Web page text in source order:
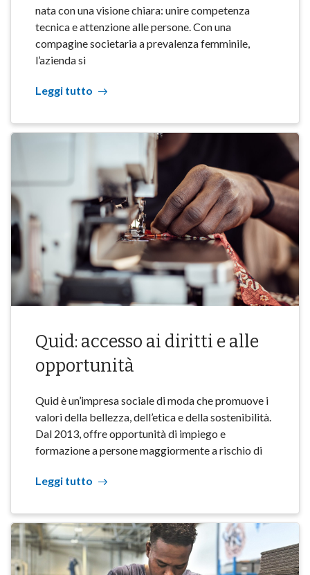
nata con una visione chiara: unire competenza
tecnica e attenzione alle persone. Con una
compagine societaria a prevalenza femminile,
l’azienda si
Leggi tutto
Quid: accesso ai diritti e alle
opportunità
Quid è un’impresa sociale di moda che promuove i
valori della bellezza, dell’etica e della sostenibilità.
Dal 2013, offre opportunità di impiego e
formazione a persone maggiormente a rischio di
Leggi tutto